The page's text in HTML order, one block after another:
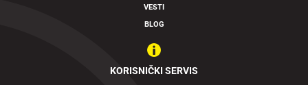
VESTI
BLOG
KORISNIČKI SERVIS